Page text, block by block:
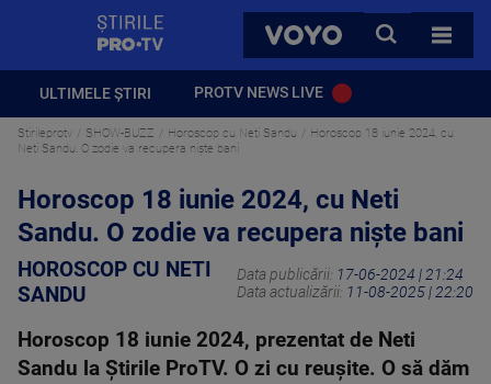
VOYO
CAUTA
TOATE
ULTIMELE ȘTIRI PROTV NEWS LIVE
Stirileprotv SHOW-BUZZ Horoscop cu Neti Sandu
Horoscop 18 iunie 2024, cu
Neti Sandu. O zodie va recupera niște bani
Horoscop 18 iunie 2024, cu Neti
Sandu. O zodie va recupera niște bani
HOROSCOP CU NETI
SANDU
Data publicării: 17-06-2024 | 21:24
Data actualizării: 11-08-2025 | 22:20
Horoscop 18 iunie 2024, prezentat de Neti
Sandu la Știrile ProTV. O zi cu reușite. O să dăm